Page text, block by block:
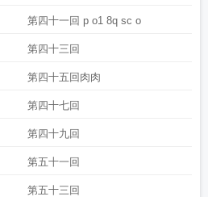
第四十一回 p o1 8q sc o
第四十三回
第四十五回肉肉
第四十七回
第四十九回
第五十一回
第五十三回